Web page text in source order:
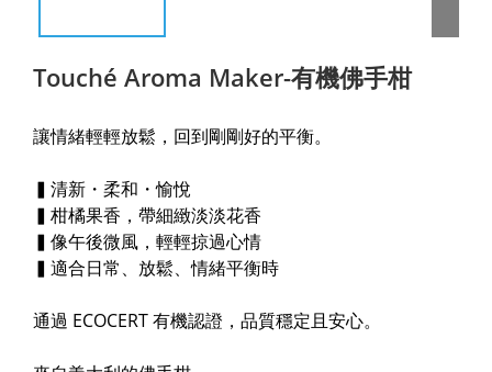
Touché Aroma Maker-有機佛手柑
讓情緒輕輕放鬆，回到剛剛好的平衡。
▍清新・柔和・愉悅
▍柑橘果香，帶細緻淡淡花香
▍像午後微風，輕輕掠過心情
▍適合日常、放鬆、情緒平衡時
通過 ECOCERT 有機認證，品質穩定且安心。